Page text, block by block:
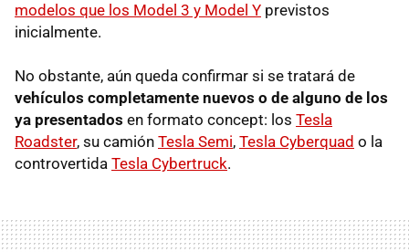
modelos que los Model 3 y Model Y previstos
inicialmente.
No obstante, aún queda confirmar si se tratará de
vehículos completamente nuevos o de alguno de los
ya presentados en formato concept: los Tesla
Roadster, su camión Tesla Semi, Tesla Cyberquad o la
controvertida Tesla Cybertruck.